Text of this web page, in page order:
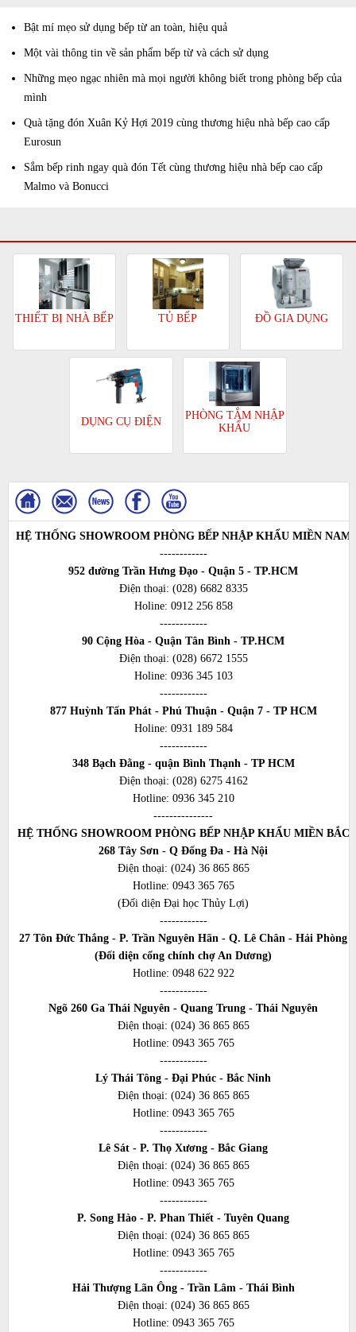
Bật mí mẹo sử dụng bếp từ an toàn, hiệu quả
Một vài thông tin về sản phẩm bếp từ và cách sử dụng
Những mẹo ngạc nhiên mà mọi người không biết trong phòng bếp của
mình
Quà tặng đón Xuân Kỷ Hợi 2019 cùng thương hiệu nhà bếp cao cấp
Eurosun
Sắm bếp rinh ngay quà đón Tết cùng thương hiệu nhà bếp cao cấp
Malmo và Bonucci
THIẾT BỊ NHÀ BẾP TỦ BẾP ĐỒ GIA DỤNG
DỤNG CỤ ĐIỆN
PHÒNG TẮM NHẬP
KHẨU
HỆ THỐNG SHOWROOM PHÒNG BẾP NHẬP KHẨU MIỀN NAM
------------
952 đường Trần Hưng Đạo - Quận 5 - TP.HCM
Điện thoại: (028) 6682 8335
Holine: 0912 256 858
------------
90 Cộng Hòa - Quận Tân Bình - TP.HCM
Điện thoại: (028) 6672 1555
Holine: 0936 345 103
------------
877 Huỳnh Tấn Phát - Phú Thuận - Quận 7 - TP HCM
Holine: 0931 189 584
------------
348 Bạch Đằng - quận Bình Thạnh - TP HCM
Điện thoại: (028) 6275 4162
Hotline: 0936 345 210
---------------
HỆ THỐNG SHOWROOM PHÒNG BẾP NHẬP KHẨU MIỀN BẮC
268 Tây Sơn - Q Đống Đa - Hà Nội
Điện thoại: (024) 36 865 865
Hotline: 0943 365 765
(Đối diện Đại học Thủy Lợi)
------------
27 Tôn Đức Thắng - P. Trần Nguyên Hãn - Q. Lê Chân - Hải Phòng
(Đối diện cổng chính chợ An Dương)
Hotline: 0948 622 922
------------
Ngõ 260 Ga Thái Nguyên - Quang Trung - Thái Nguyên
Điện thoại: (024) 36 865 865
Hotline: 0943 365 765
------------
Lý Thái Tông - Đại Phúc - Bắc Ninh
Điện thoại: (024) 36 865 865
Hotline: 0943 365 765
------------
Lê Sát - P. Thọ Xương - Bắc Giang
Điện thoại: (024) 36 865 865
Hotline: 0943 365 765
------------
P. Song Hào - P. Phan Thiết - Tuyên Quang
Điện thoại: (024) 36 865 865
Hotline: 0943 365 765
------------
Hải Thượng Lãn Ông - Trần Lâm - Thái Bình
Điện thoại: (024) 36 865 865
Hotline: 0943 365 765